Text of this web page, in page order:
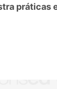
práticas